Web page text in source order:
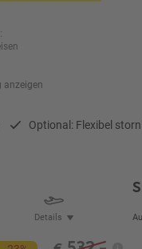
anzeigen
Optional: Flexibel
Details